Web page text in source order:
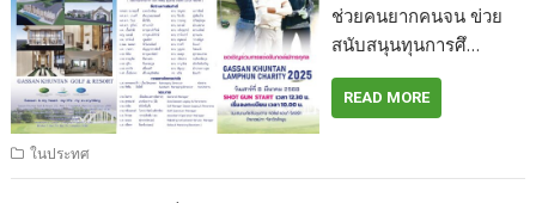
ช่วยคนยากคนจน ข่วย
สนับสนุนทุนการศึ…
READ MORE
ในประทศ